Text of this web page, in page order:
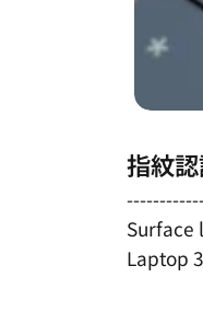
指紋認
Surface
Laptop